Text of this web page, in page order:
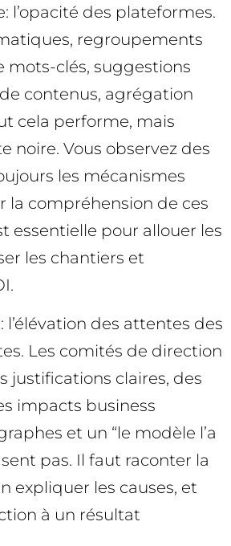
l’opacité des plateformes.
regroupements
mots-clés, suggestions
contenus, agrégation
cela performe, mais
noire. Vous observez des
les mécanismes
la compréhension de ces
essentielle pour allouer les
les chantiers et
l’élévation des attentes des
Les comités de direction
justifications claires, des
impacts business
et un “le modèle l’a
pas. Il faut raconter la
expliquer les causes, et
à un résultat